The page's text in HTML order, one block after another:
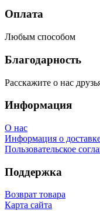
Оплата
Любым способом
Благодарность
Расскажите о нас
Информация
О нас
Информация о
Пользовательское
Поддержка
Возврат товара
Карта сайта